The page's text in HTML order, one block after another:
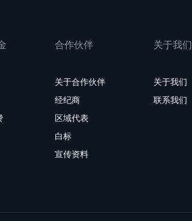
合作伙伴
关于合作伙伴
经纪商
区域代表
白标
宣传资料
关于我们
关于我们
联系我们